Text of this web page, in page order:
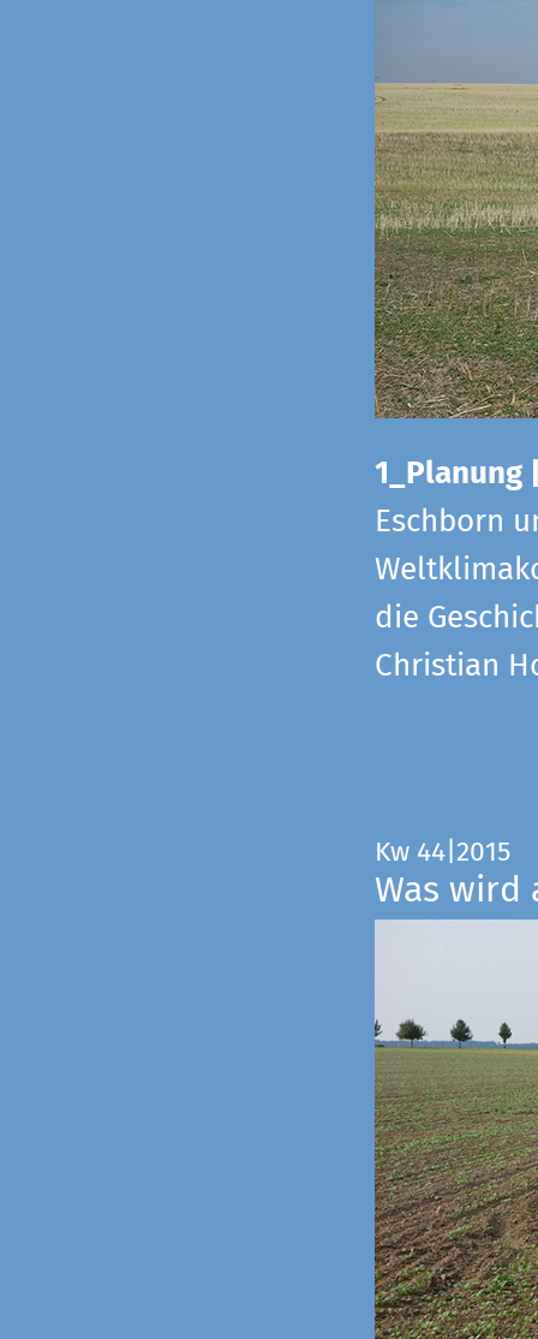
1_Planung
Eschborn
die
Christian
Kw 44|2015
Was wird